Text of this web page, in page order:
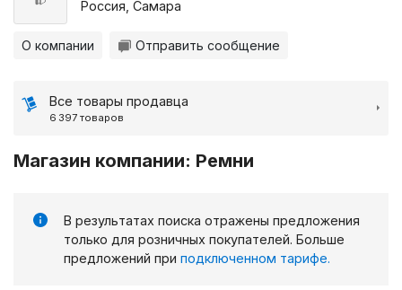
Россия, Самара
О компании Отправить сообщение
Все товары продавца
6 397 товаров
Магазин компании: Ремни
В результатах поиска отражены предложения
только для розничных покупателей. Больше
предложений при подключенном тарифе.